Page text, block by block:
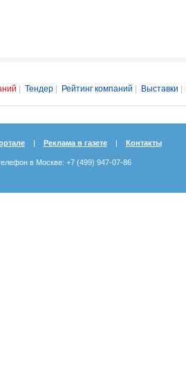
Тендер Рейтинг компаний Выставки
| Реклама в газете| Контакты
в Москве: +7 (499) 947-07-86